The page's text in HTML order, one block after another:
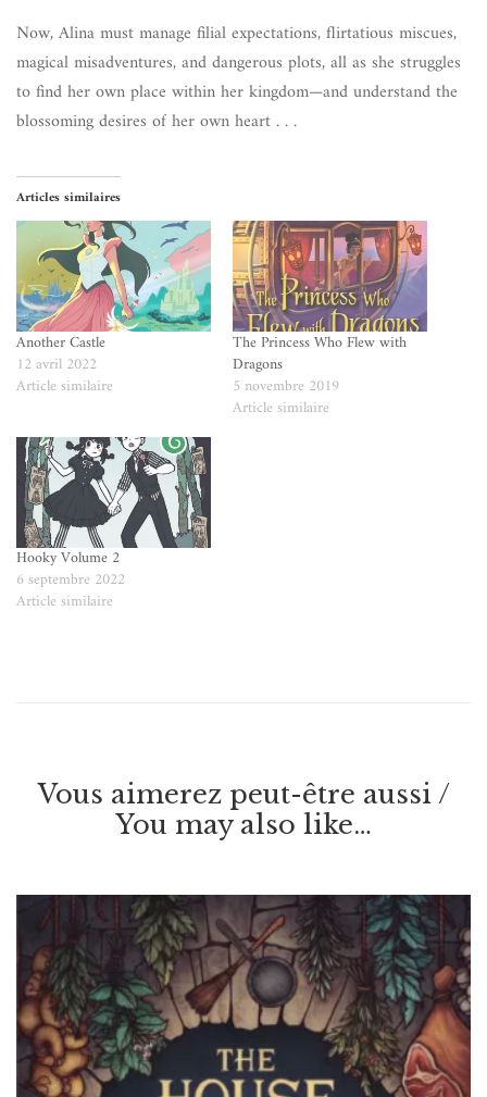
Now, Alina must manage filial expectations, flirtatious miscues,
magical misadventures, and dangerous plots, all as she struggles
to find her own place within her kingdom—and understand the
blossoming desires of her own heart . . .
Articles similaires
Another Castle
12 avril 2022
Article similaire
The Princess Who Flew with
Dragons
5 novembre 2019
Article similaire
Hooky Volume 2
6 septembre 2022
Article similaire
Vous aimerez peut-être aussi /
You may also like…